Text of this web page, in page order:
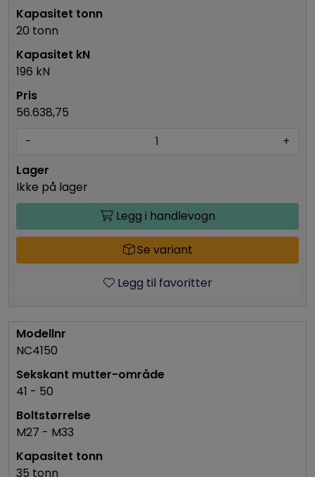
20 tonn
196 kN
56.638,75
-
+
Ikke på lager
Legg i handlevogn
Se variant
Legg til favoritter
NC4150
41 - 50
M27 - M33
35 tonn